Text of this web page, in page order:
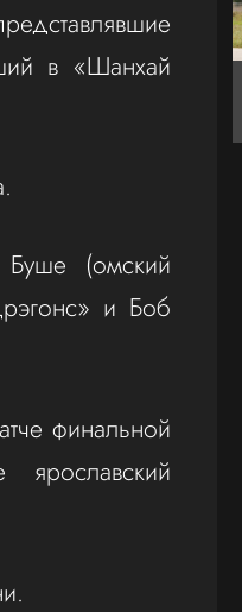
в «Шанхай
(омский
и Боб
финальной